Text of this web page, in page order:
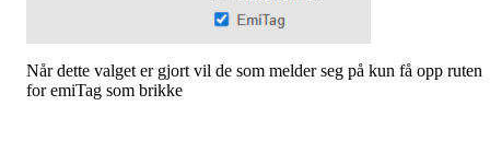
Når dette valget er gjort vil de som melder seg på kun få opp ruten
for emiTag som brikke